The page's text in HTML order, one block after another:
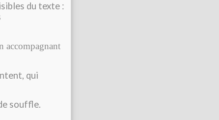
du texte :
accompagnant
qui
souffle.